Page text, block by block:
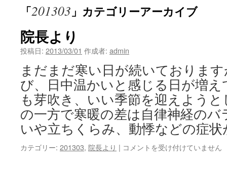
「201303 」カテゴリーアーカイブ
院長より
投稿日: 2013/03/01 作成者: admin
まだまだ寒い日が続いておりま
び、日中温かいと感じる日が増
も芽吹き、いい季節を迎えよう
の一方で寒暖の差は自律神経の
いや立ちくらみ、動悸などの症
カテゴリー: 201303, 院長より | 院
コメントを受け付けていません